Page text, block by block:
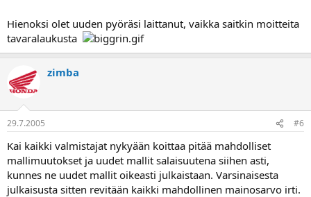
Hienoksi olet uuden pyöräsi laittanut, vaikka saitkin moitteita
tavaralaukusta
zimba
29.7.2005 #6
Kai kaikki valmistajat nykyään koittaa pitää mahdolliset
mallimuutokset ja uudet mallit salaisuutena siihen asti,
kunnes ne uudet mallit oikeasti julkaistaan. Varsinaisesta
julkaisusta sitten revitään kaikki mahdollinen mainosarvo irti.